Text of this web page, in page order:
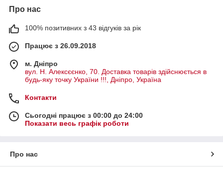
Про нас
100% позитивних з 43 відгуків за рік
Працює з 26.09.2018
м. Дніпро
вул. Н. Алексєєнко, 70. Доставка товарів здійснюється в
будь-яку точку України !!!, Дніпро, Україна
Контакти
Сьогодні працює з 00:00 до 24:00
Показати весь графік роботи
Про нас